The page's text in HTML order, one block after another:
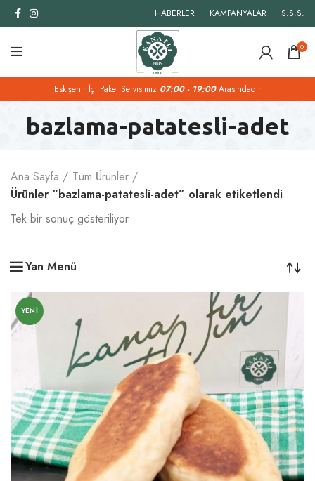
HABERLER KAMPANYALAR S.S.S.
0
Eskişehir İçi Paket Servisimiz 07:00 - 19:00Arasındadır
bazlama-patatesli-adet
Ana Sayfa
Tüm Ürünler
Ürünler “bazlama-patatesli-adet” olarak etiketlendi
Tek bir sonuç gösteriliyor
Yan Menü
YENI